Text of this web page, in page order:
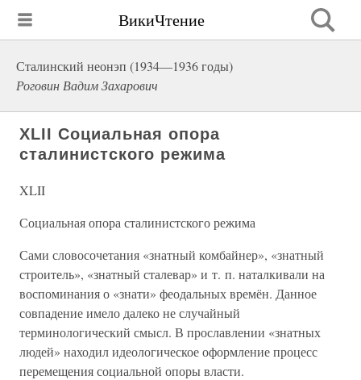
ВикиЧтение
Сталинский неонэп (1934—1936 годы)
Роговин Вадим Захарович
XLII Социальная опора
сталинистского режима
XLII
Социальная опора сталинистского режима
Сами словосочетания «знатный комбайнер», «знатный
строитель», «знатный сталевар» и т. п. наталкивали на
воспоминания о «знати» феодальных времён. Данное
совпадение имело далеко не случайный
терминологический смысл. В прославлении «знатных
людей» находил идеологическое оформление процесс
перемещения социальной опоры власти.